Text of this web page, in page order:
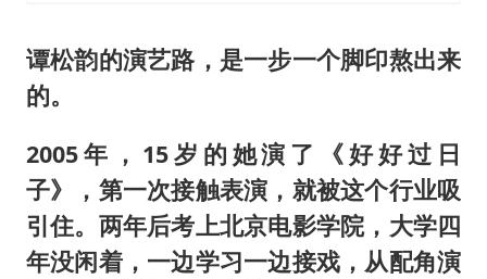
谭松韵的演艺路，是一步一个脚印熬出来
的。
2005年，15岁的她演了《好好过日
子》，第一次接触表演，就被这个行业吸
引住。两年后考上北京电影学院，大学四
年没闲着，一边学习一边接戏，从配角演